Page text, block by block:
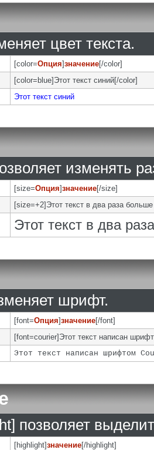
цвет текста.
[color=Опция]значение[/color]
[color=blue]Этот текст синий[/color]
Этот текст синий
изменять
[size=Опция]значение[/size]
[size=+2]Этот текст в два раза
Этот текст в два
шрифт.
[font=Опция]значение[/font]
[font=courier]Этот текст написан
Этот текст написан шрифтом
позволяет
[highlight]значение[/highlight]